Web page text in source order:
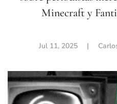
Minecraft y
Jul 11, 2025 |